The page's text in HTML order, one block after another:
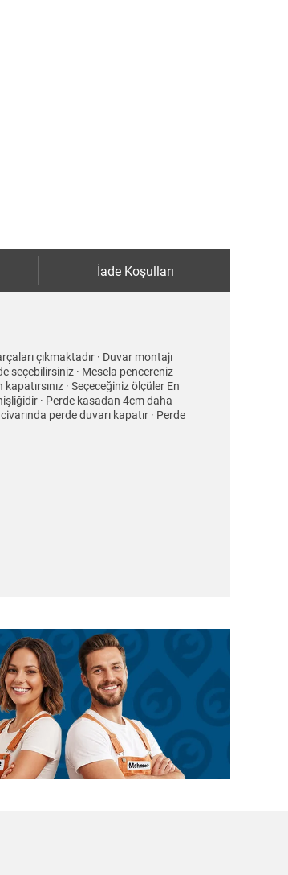
İade Koşulları
çıkmaktadır · Duvar montajı
seçebilirsiniz · Mesela pencereniz
· Seçeceğiniz ölçüler En
· Perde kasadan 4cm daha
perde duvarı kapatır · Perde